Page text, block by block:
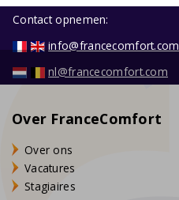
Contact opnemen:
info@francecomfort.com
nl@francecomfort.com
Over FranceComfort
Over ons
Vacatures
Stagiaires